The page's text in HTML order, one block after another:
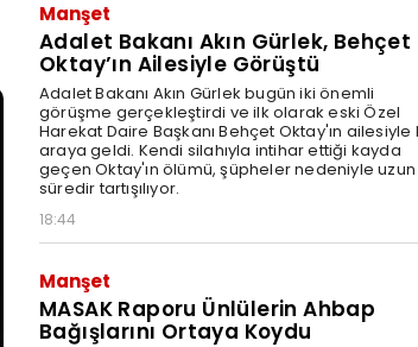
Manşet
Adalet Bakanı Akın Gürlek, Behçet
Oktay’ın Ailesiyle Görüştü
Adalet Bakanı Akın Gürlek bugün iki önemli
görüşme gerçekleştirdi ve ilk olarak eski Özel
Harekat Daire Başkanı Behçet Oktay'ın ailesiyle
araya geldi. Kendi silahıyla intihar ettiği kayda
geçen Oktay'ın ölümü, şüpheler nedeniyle uzun
süredir tartışılıyor.
18:44
Manşet
MASAK Raporu Ünlülerin Ahbap
Bağışlarını Ortaya Koydu